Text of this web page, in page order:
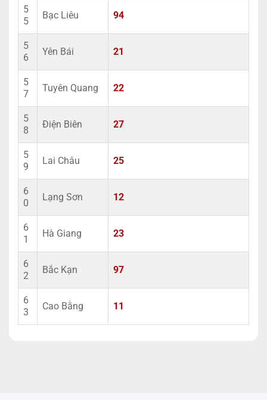
5
5
Bạc Liêu 94
5
6
Yên Bái 21
5
7
Tuyên Quang 22
5
8
Điện Biên 27
5
9
Lai Châu 25
6
0
Lạng Sơn 12
6
1
Hà Giang 23
6
2
Bắc Kạn 97
6
3
Cao Bằng 11